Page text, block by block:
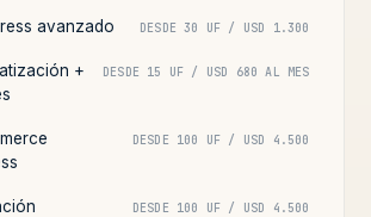
avanzado DESDE 30 UF / USD 1.300
+
DESDE 15 UF / USD 680 AL MES
DESDE 100 UF / USD 4.500
DESDE 100 UF / USD 4.500